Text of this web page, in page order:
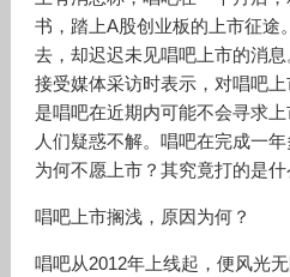
书，踏上A股创业板的上市征途
去，却迟迟未见唱吧上市的消
接受媒体采访时表示，对唱吧
是唱吧在近期内可能不会寻求
人们疑惑不解。唱吧在完成一
为何不愿上市？其究竟打的是什
唱吧上市搁浅，原因为何？
唱吧从2012年上线起，便风光